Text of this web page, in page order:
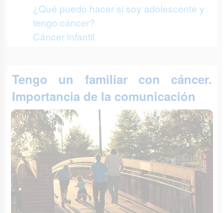
¿Qué puedo hacer si soy adolescente y
tengo cáncer?
Cáncer infantil
Tengo un familiar con cáncer.
Importancia de la comunicación